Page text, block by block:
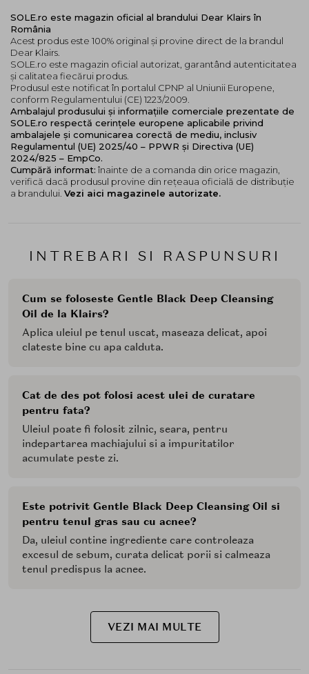
INTREBARI SI RASPUNSURI
Cum se foloseste Gentle Black Deep Cleansing
Oil de la Klairs?
Aplica uleiul pe tenul uscat, maseaza delicat, apoi
clateste bine cu apa calduta.
Cat de des pot folosi acest ulei de curatare
pentru fata?
Uleiul poate fi folosit zilnic, seara, pentru
indepartarea machiajului si a impuritatilor
acumulate peste zi.
Este potrivit Gentle Black Deep Cleansing Oil si
pentru tenul gras sau cu acnee?
Da, uleiul contine ingrediente care controleaza
excesul de sebum, curata delicat porii si calmeaza
tenul predispus la acnee.
VEZI MAI MULTE
SOLE.ro este magazin oficial al brandului Dear Klairs în
România
Acest produs este 100% original și provine direct de la brandul
Dear Klairs.
SOLE.ro este magazin oficial autorizat, garantând autenticitatea
și calitatea fiecărui produs.
Produsul este notificat în portalul CPNP al Uniunii Europene,
conform Regulamentului (CE) 1223/2009.
Ambalajul produsului și informațiile comerciale prezentate de
SOLE.ro respectă cerințele europene aplicabile privind
ambalajele și comunicarea corectă de mediu, inclusiv
Regulamentul (UE) 2025/40 – PPWR și Directiva (UE)
2024/825 – EmpCo.
Cumpără informat: înainte de a comanda din orice magazin,
verifică dacă produsul provine din rețeaua oficială de distribuție
a brandului. Vezi aici magazinele autorizate.